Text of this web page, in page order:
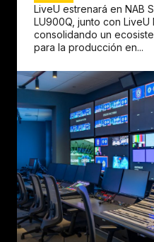
LiveU estrenará en NAB
LU900Q, junto con LiveU
consolidando un
para la producción en...